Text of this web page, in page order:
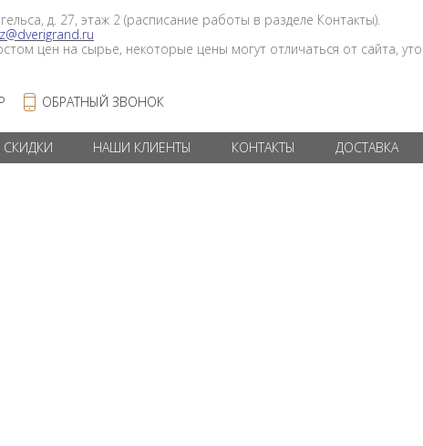
д. 27, этаж 2 (расписание работы в разделе Контакты).
цен на сырье, некоторые цены могут отличаться от сайта,
ОБРАТНЫЙ ЗВОНОК
НАШИ КЛИЕНТЫ КОНТАКТЫ ДОСТАВКА